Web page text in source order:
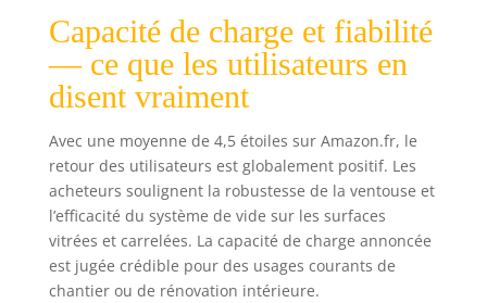
Capacité de charge et fiabilité
— ce que les utilisateurs en
disent vraiment
Avec une moyenne de 4,5 étoiles sur Amazon.fr, le
retour des utilisateurs est globalement positif. Les
acheteurs soulignent la robustesse de la ventouse et
l’efficacité du système de vide sur les surfaces
vitrées et carrelées. La capacité de charge annoncée
est jugée crédible pour des usages courants de
chantier ou de rénovation intérieure.